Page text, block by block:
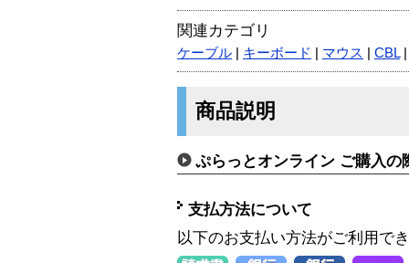
関連カテゴリ
ケーブル キーボード マウス CBL
商品説明
ぷらっとオンライン ご購入の
支払方法について
以下のお支払い方法がご利用で